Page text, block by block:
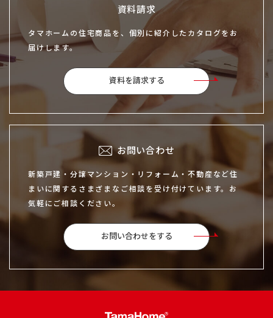
資料請求
タマホームの住宅商品を、個別に紹介したカタログをお
届けします。
資料を請求する
お問い合わせ
新築戸建・分譲マンション・リフォーム・不動産など住
まいに関するさまざまなご相談を受け付けています。お
気軽にご相談ください。
お問い合わせをする